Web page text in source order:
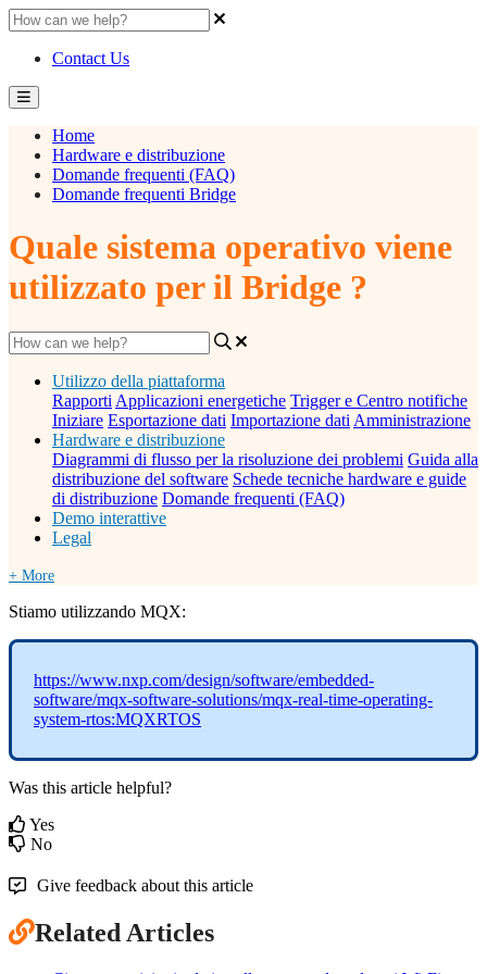
Contact Us
Home
Hardware e distribuzione
Domande frequenti (FAQ)
Domande frequenti Bridge
Quale sistema operativo viene
utilizzato per il Bridge ?
Utilizzo della piattaforma
Rapporti Applicazioni energetiche Trigger e Centro notifiche
Iniziare Esportazione dati Importazione dati Amministrazione
Hardware e distribuzione
Diagrammi di flusso per la risoluzione dei problemi Guida alla
distribuzione del software Schede tecniche hardware e guide
di distribuzione Domande frequenti (FAQ)
Demo interattive
Legal
+ More
Stiamo utilizzando MQX:
https://www.nxp.com/design/software/embedded-
software/mqx-software-solutions/mqx-real-time-operating-
system-rtos:MQXRTOS
Was this article helpful?
Yes
No
Give feedback about this article
Related Articles